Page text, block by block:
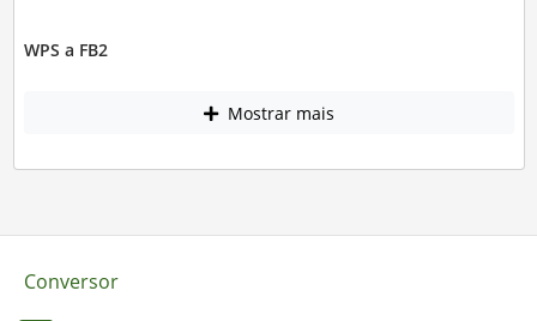
WPS a FB2
Mostrar mais
Conversor